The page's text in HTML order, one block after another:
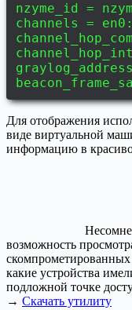
nzyme_id =
channels =
Для отображения
виде виртуальной
информацию в
возможность
какие устройства
подложной точке
→ Скачать утилиту